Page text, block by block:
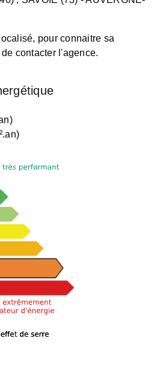
pour connaitre sa
contacter l'agence.